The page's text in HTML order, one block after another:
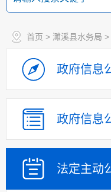
首页 > 濉溪县水务局 >
政府信息
政府信息
法定主动